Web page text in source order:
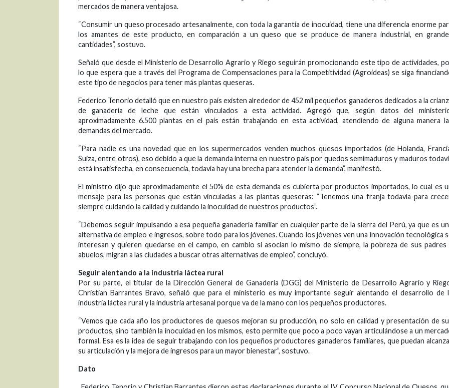
mercados de manera ventajosa.
“Consumir un queso procesado artesanalmente, con toda la garantía de inocuidad, tiene una diferencia enorme
los amantes de este producto, en comparación a un queso que se produce de manera industrial, en
cantidades”, sostuvo.
Señaló que desde el Ministerio de Desarrollo Agrario y Riego seguirán promocionando este tipo de actividades,
lo que espera que a través del Programa de Compensaciones para la Competitividad (Agroideas) se siga
este tipo de negocios para tener más plantas queseras.
Federico Tenorio detalló que en nuestro país existen alrededor de 452 mil pequeños ganaderos dedicados a la
de ganadería de leche que están vinculados a esta actividad. Agregó que, según datos del
aproximadamente 6.500 plantas en el país están trabajando en esta actividad, atendiendo de alguna manera
demandas del mercado.
“Para nadie es una novedad que en los supermercados venden muchos quesos importados (de Holanda,
Suiza, entre otros), eso debido a que la demanda interna en nuestro país por quedos semimaduros y maduros
está insatisfecha, en consecuencia, todavía hay una brecha para atender la demanda”, manifestó.
El ministro dijo que aproximadamente el 50% de esta demanda es cubierta por productos importados, lo cual es
mensaje para las personas que están vinculadas a las plantas queseras: “Tenemos una franja todavía para
siempre cuidando la calidad y cuidando la inocuidad de nuestros productos”.
“Debemos seguir impulsando a esa pequeña ganadería familiar en cualquier parte de la sierra del Perú, ya que es
alternativa de empleo e ingresos, sobre todo para los jóvenes. Cuando los jóvenes ven una innovación tecnológica
interesan y quieren quedarse en el campo, en cambio si asocian lo mismo de siempre, la pobreza de sus padres
abuelos, migran a las ciudades a buscar otras alternativas de empleo”, concluyó.
Seguir alentando a la industria láctea rural
Por su parte, el titular de la Dirección General de Ganadería (DGG) del Ministerio de Desarrollo Agrario y
Christian Barrantes Bravo, señaló que para el ministerio es muy importante seguir alentando el desarrollo de
industria láctea rural y la industria artesanal porque va de la mano con los pequeños productores.
“Vemos que cada año los productores de quesos mejoran su producción, no solo en calidad y presentación de
productos, sino también la inocuidad en los mismos, esto permite que poco a poco vayan articulándose a un
formal. Esa es la idea de seguir trabajando con los pequeños productores ganaderos familiares, que puedan
su articulación y la mejora de ingresos para un mayor bienestar”, sostuvo.
Dato